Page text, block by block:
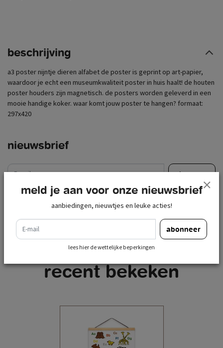
beschrijving
a3 poster nijntje dieren alfabet de poster is geprint op art-papier,
waardoor je echt een museumkwaliteit poster in huis haalt! de houten
poster houders zijn magnetisch. de posters worden geleverd in een
mooie handige koker. waar komt jouw poster te hangen? formaat:
297x420
nieuwsbrief
e-mail
abonneer
lees hier de wettelijke beperkingen
recent bekeken
meld je aan voor onze nieuwsbrief
aanbiedingen, nieuwtjes en leuke acties!
e-mail
abonneer
lees hier de wettelijke beperkingen